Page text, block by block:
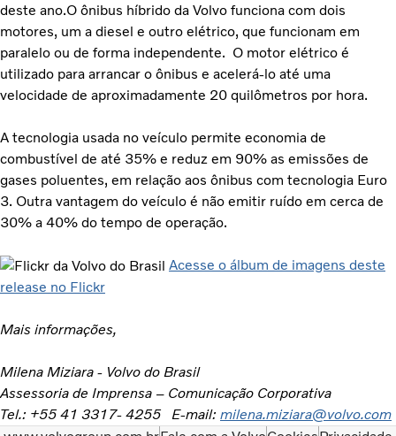
deste ano.O ônibus híbrido da Volvo funciona com dois
motores, um a diesel e outro elétrico, que funcionam em
paralelo ou de forma independente. O motor elétrico é
utilizado para arrancar o ônibus e acelerá-lo até uma
velocidade de aproximadamente 20 quilômetros por hora.
A tecnologia usada no veículo permite economia de
combustível de até 35% e reduz em 90% as emissões de
gases poluentes, em relação aos ônibus com tecnologia Euro
3. Outra vantagem do veículo é não emitir ruído em cerca de
30% a 40% do tempo de operação.
Acesse o álbum de imagens deste
release no Flickr
Mais informações,
Milena Miziara - Volvo do Brasil
Assessoria de Imprensa – Comunicação Corporativa
Tel.: +55 41 3317- 4255 E-mail: milena.miziara@volvo.com